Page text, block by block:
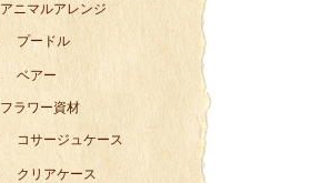
アニマルアレンジ
プードル
ベアー
フラワー資材
コサージュケース
クリアケース